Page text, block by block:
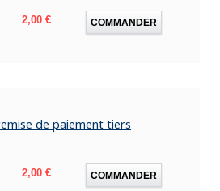
Prix
2,00 € COMMANDER
de paiement tiers
Prix
2,00 € COMMANDER